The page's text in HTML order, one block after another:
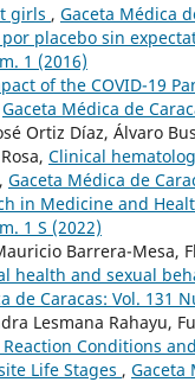
girls , Gaceta Médica
placebo sin
1 (2016)
of the COVID-19
Gaceta Médica de
Ortiz Díaz, Álvaro
Clinical
, Gaceta Médica de
in Medicine and
1 S (2022)
Barrera-Mesa,
health and sexual
de Caracas: Vol. 131
Lesmana Rahayu,
Conditions
Life Stages , Gaceta